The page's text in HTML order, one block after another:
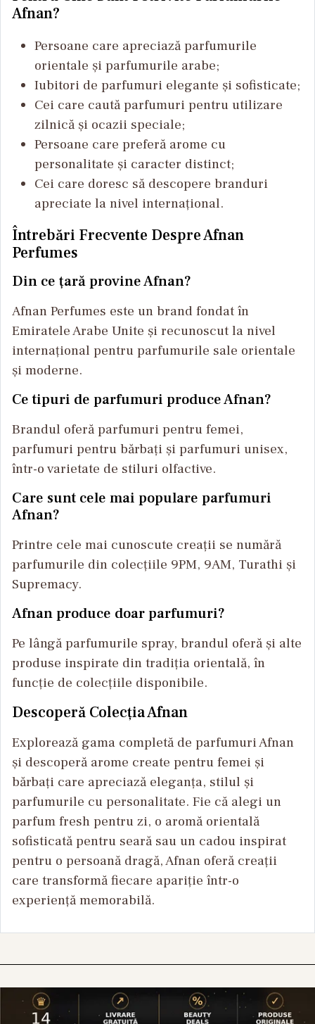
Afnan?
Persoane care apreciază parfumurile
orientale și parfumurile arabe;
Iubitori de parfumuri elegante și sofisticate;
Cei care caută parfumuri pentru utilizare
zilnică și ocazii speciale;
Persoane care preferă arome cu
personalitate și caracter distinct;
Cei care doresc să descopere branduri
apreciate la nivel internațional.
Întrebări Frecvente Despre Afnan
Perfumes
Din ce țară provine Afnan?
Afnan Perfumes este un brand fondat în
Emiratele Arabe Unite și recunoscut la nivel
internațional pentru parfumurile sale orientale
și moderne.
Ce tipuri de parfumuri produce Afnan?
Brandul oferă parfumuri pentru femei,
parfumuri pentru bărbați și parfumuri unisex,
într-o varietate de stiluri olfactive.
Care sunt cele mai populare parfumuri
Afnan?
Printre cele mai cunoscute creații se numără
parfumurile din colecțiile 9PM, 9AM, Turathi și
Supremacy.
Afnan produce doar parfumuri?
Pe lângă parfumurile spray, brandul oferă și alte
produse inspirate din tradiția orientală, în
funcție de colecțiile disponibile.
Descoperă Colecția Afnan
Explorează gama completă de parfumuri Afnan
și descoperă arome create pentru femei și
bărbați care apreciază eleganța, stilul și
parfumurile cu personalitate. Fie că alegi un
parfum fresh pentru zi, o aromă orientală
sofisticată pentru seară sau un cadou inspirat
pentru o persoană dragă, Afnan oferă creații
care transformă fiecare apariție într-o
experiență memorabilă.